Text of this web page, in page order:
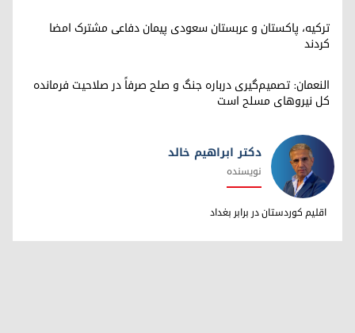
ترکیه، پاکستان و عربستان سعودی پیمان دفاعی مشترک امضا
کردند
النعمان: تصمیم‌گیری درباره جنگ و صلح صرفاً در صلاحیت فرمانده
کل نیروهای مسلح است
دکتر ابراهیم خالد
دکتر ابراهیم خالد
نویسنده
اقلیم کوردستان در برابر بغداد